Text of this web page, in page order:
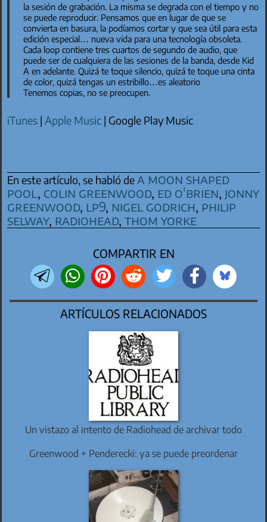
la sesión de grabación. La misma se degrada con el tiempo y no
se puede reproducir. Pensamos que en lugar de que se
convierta en basura, la podíamos cortar y que sea útil para esta
edición especial… nueva vida para una tecnología obsoleta.
Cada loop contiene tres cuartos de segundo de audio, que
puede ser de cualquiera de las sesiones de la banda, desde Kid
A en adelante. Quizá te toque silencio, quizá te toque una cinta
de color, quizá tengas un estribillo…es aleatorio
Tenemos copias, no se preocupen.
iTunes | Apple Music | Google Play Music
En este artículo, se habló de a moon shaped
pool, colin greenwood, ed o'brien, jonny
greenwood, LP9, nigel godrich, philip
selway, radiohead,thom yorke
COMPARTIR EN
ARTÍCULOS RELACIONADOS
Un vistazo al intento de Radiohead de archivar todo
Greenwood + Penderecki: ya se puede preordenar